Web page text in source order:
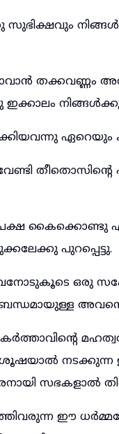
സുഭിക്ഷവും
തക്കവണ്ണം
ഇക്കാലം
ഏറെയും
കൈക്കൊണ്ടു എന്നു
പുറപ്പെട്ടു.
ഒരു
സഭകളാൽ
ഈ